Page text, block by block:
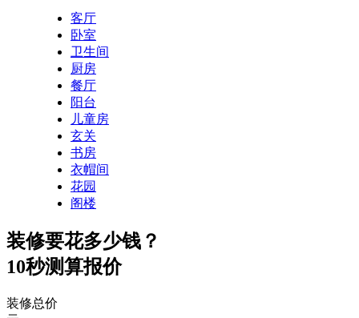
客厅
卧室
卫生间
厨房
餐厅
阳台
儿童房
玄关
书房
衣帽间
花园
阁楼
装修要花多少钱？
10秒测算报价
装修总价